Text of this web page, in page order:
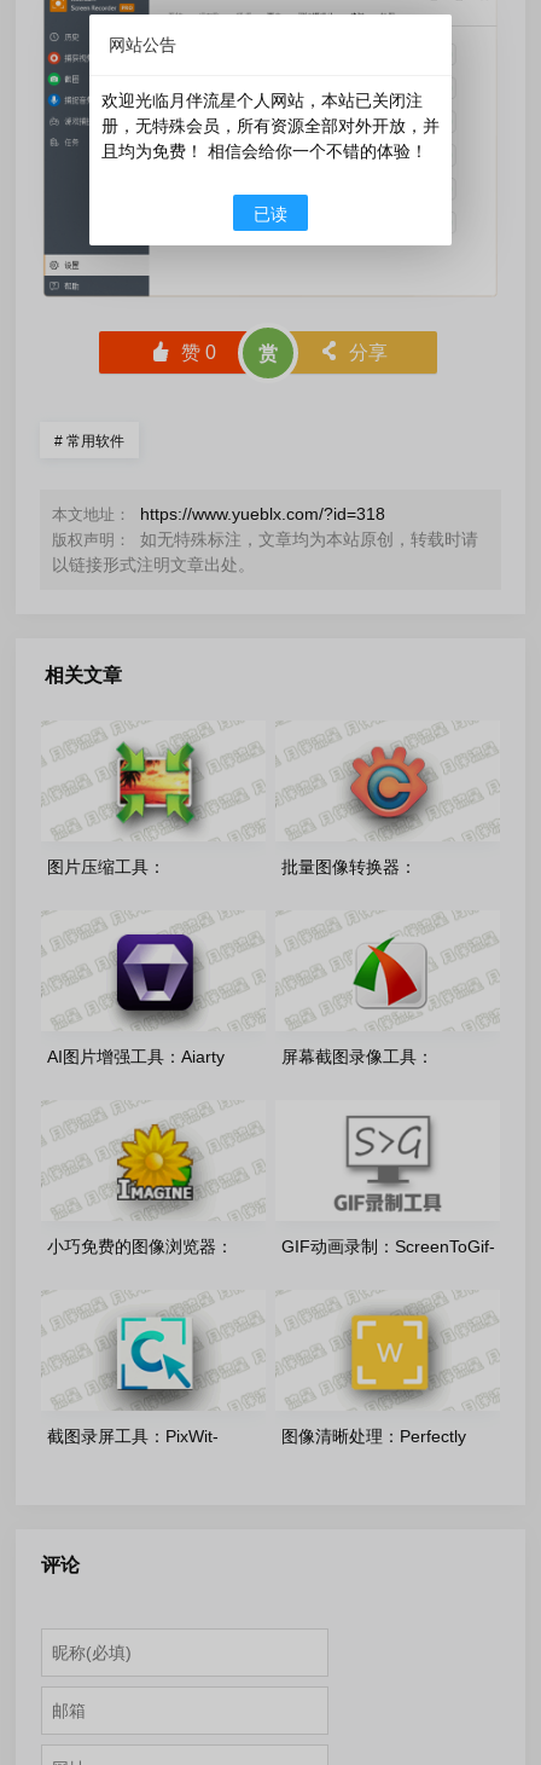
󰄼 赞0 赏 󰄯 分享
# 常用软件
本文地址： https://www.yueblx.com/?id=318
版权声明：
如无特殊标注，文章均为本站原创，转载时请
以链接形式注明文章出处。
相关文章
图片压缩工具：
LightImageResizer-
v7.6.5.176 绿色版
批量图像转换器：
XnConvert-1.115.0.0 多语言
免费版
AI图片增强工具：Aiarty
Image Enhancer-v3.13 多语
绿色便携版
屏幕截图录像工具：
小巧免费的图像浏览器：
Imagine_v2.6.2 多语言版
GIF动画录制：ScreenToGif-
v2.43.2.0 多语言单文件版
截图录屏工具：PixWit-
图像清晰处理：Perfectly
评论
网站公告
欢迎光临月伴流星个人网站，本站已关闭注
册，无特殊会员，所有资源全部对外开放，并
且均为免费！ 相信会给你一个不错的体验！
已读